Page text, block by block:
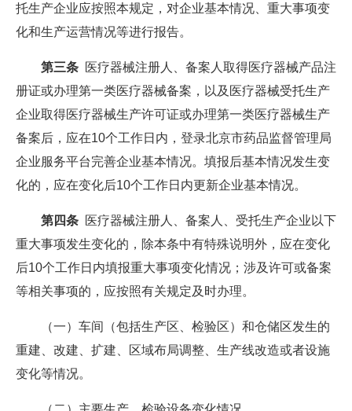
托生产企业应按照本规定，对企业基本情况、重大事项变
化和生产运营情况等进行报告。
第三条 医疗器械注册人、备案人取得医疗器械产品注
册证或办理第一类医疗器械备案，以及医疗器械受托生产
企业取得医疗器械生产许可证或办理第一类医疗器械生产
备案后，应在10个工作日内，登录北京市药品监督管理局
企业服务平台完善企业基本情况。填报后基本情况发生变
化的，应在变化后10个工作日内更新企业基本情况。
第四条 医疗器械注册人、备案人、受托生产企业以下
重大事项发生变化的，除本条中有特殊说明外，应在变化
后10个工作日内填报重大事项变化情况；涉及许可或备案
等相关事项的，应按照有关规定及时办理。
（一）车间（包括生产区、检验区）和仓储区发生的
重建、改建、扩建、区域布局调整、生产线改造或者设施
变化等情况。